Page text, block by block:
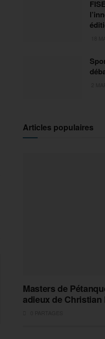
Articles populaires
Masters de
adieux de Christian